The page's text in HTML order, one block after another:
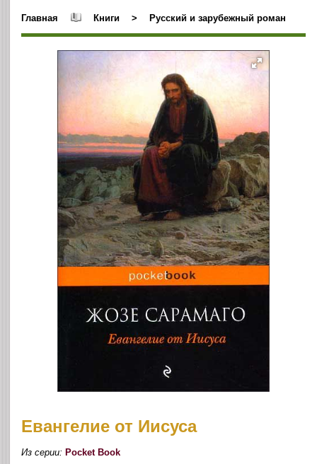
Главная Книги > Русский и зарубежный роман
Евангелие от Иисуса
Из серии:Pocket Book